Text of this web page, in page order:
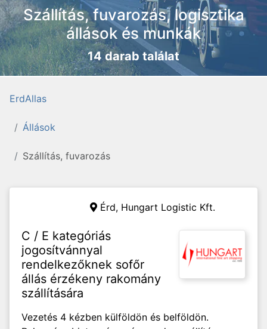
Szállítás, fuvarozás, logisztika
állások és munkák
14 darab találat
ErdAllas
Állások
Szállítás, fuvarozás
Érd, Hungart Logistic Kft.
C / E kategóriás
jogosítvánnyal
rendelkezőknek sofőr
állás érzékeny rakomány
szállítására
Vezetés 4 kézben külföldön és belföldön.